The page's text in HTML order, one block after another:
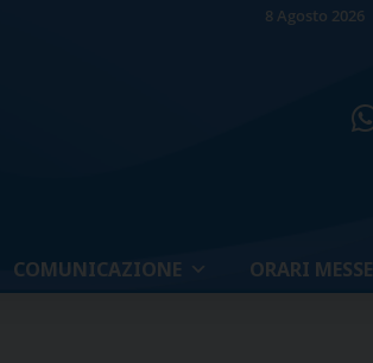
8 Agosto 2026
COMUNICAZIONE ORARI MESSE